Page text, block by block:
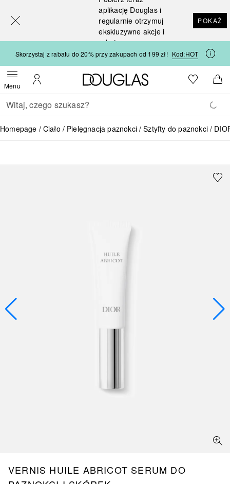
aplikację Douglas i
regularnie otrzymuj
ekskluzywne akcje i
rabaty
POKAŻ
Skorzystaj z rabatu do 20% przy zakupach od 199 zł! Kod:HOT
MenuOtwórz menuMoje konto
Strona główna Douglas
Do listyDo
Wracać
Wykonaj wyszukiwanie
Homepage Ciało Pielęgnacja paznokci Sztyfty do paznokci
VERNIS HUILE ABRICOT SERUM DO
[navigation.slideout.screenreader]